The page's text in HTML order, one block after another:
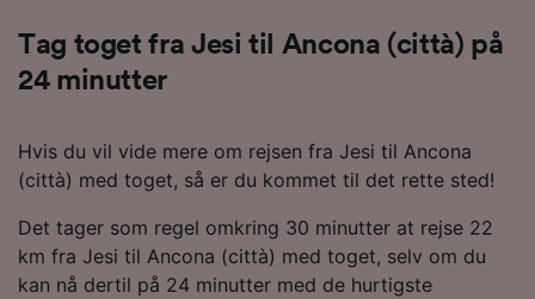
Tag toget fra Jesi til Ancona (città) på
24 minutter
Hvis du vil vide mere om rejsen fra Jesi til Ancona
(città) med toget, så er du kommet til det rette sted!
Det tager som regel omkring 30 minutter at rejse 22
km fra Jesi til Ancona (città) med toget, selv om du
kan nå dertil på 24 minutter med de hurtigste